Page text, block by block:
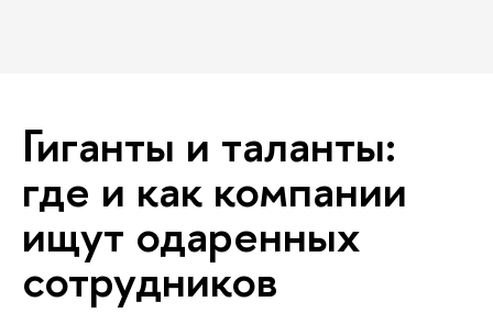
Гиганты и таланты:
где и как компании
ищут одаренных
сотрудников